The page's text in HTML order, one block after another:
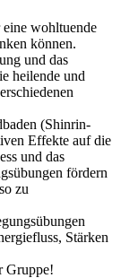
wohltuende
können.
und das
heilende und
(Shinrin-
Effekte auf die
und das
fördern
zu
Stärken
Gruppe!